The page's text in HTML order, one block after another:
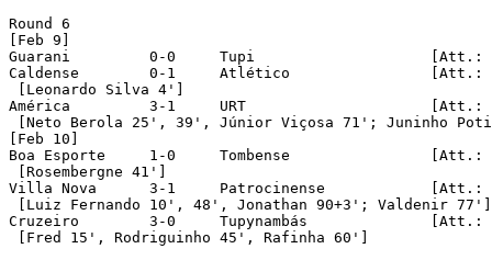
Round 6
[Feb 9]
Guarani		0-0	Tupi			[Att.: 1,942]
Caldense	0-1	Atlético		[Att.: 2,559]
[Leonardo Silva 4']
América		3-1	URT			[Att.: 1,631]
[Neto Berola 25', 39', Júnior Viçosa 71'; Juninho
[Feb 10]
Boa Esporte	1-0	Tombense		[Att.: 967]
[Rosembergne 41']
Villa Nova	3-1	Patrocinense		[Att.: 904]
[Luiz Fernando 10', 48', Jonathan 90+3'; Valdenir 77']
Cruzeiro	3-0	Tupynambás		[Att.: 14,176]
[Fred 15', Rodriguinho 45', Rafinha 60']